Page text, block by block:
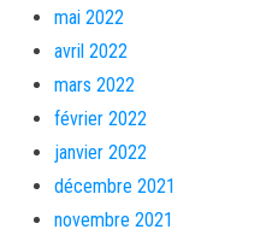
mai 2022
avril 2022
mars 2022
février 2022
janvier 2022
décembre 2021
novembre 2021